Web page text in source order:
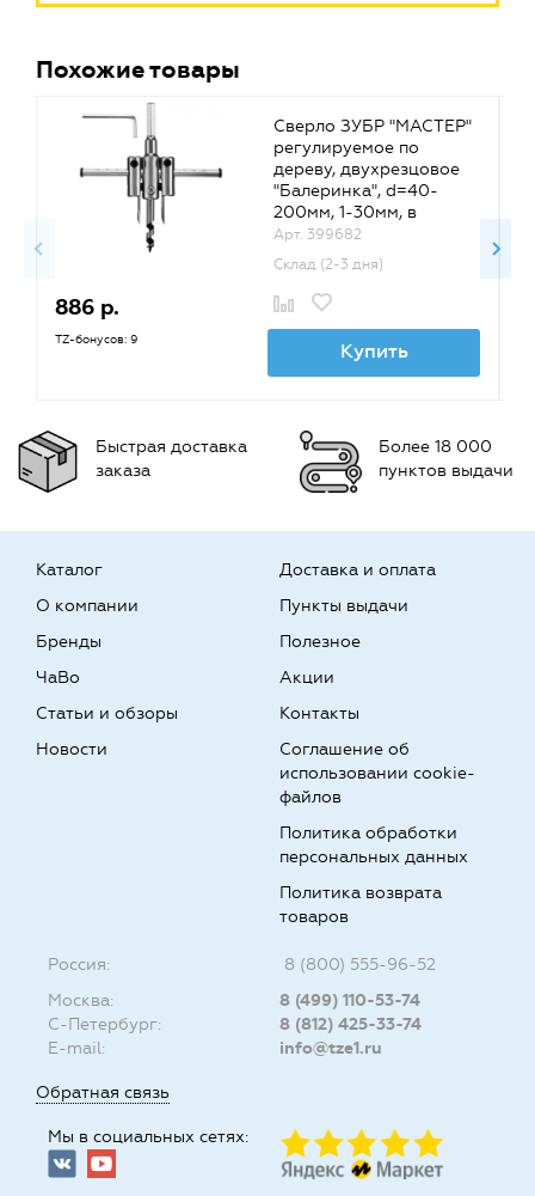
Похожие товары
Сверло ЗУБР "МАСТЕР"
регулируемое по
дереву, двухрезцовое
"Балеринка", d=40-
200мм, 1-30мм, в
блистере {29440-200}
Арт. 399682
Склад (2-3 дня)
886 р.
TZ-бонусов: 9 Купить
Быстрая доставка
заказа
Более 18 000
пунктов выдачи
Каталог
О компании
Бренды
Доставка и оплата
Пункты выдачи
Полезное
ЧаВо
Статьи и обзоры
Новости
Акции
Контакты
Соглашение об
использовании cookie-
файлов
Политика обработки
персональных данных
Политика возврата
товаров
Россия:
8 (800) 555-96-52
Москва:
8 (499) 110-53-74
С-Петербург:
8 (812) 425-33-74
E-mail:
info@tze1.ru
Обратная связь
Мы в социальных сетях: